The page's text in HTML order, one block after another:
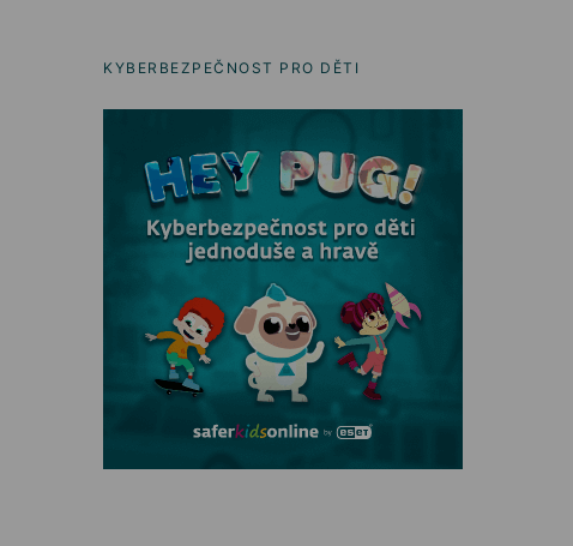
KYBERBEZPEČNOST PRO DĚTI